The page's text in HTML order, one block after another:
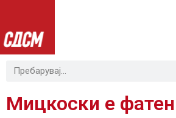
Мицкоски e